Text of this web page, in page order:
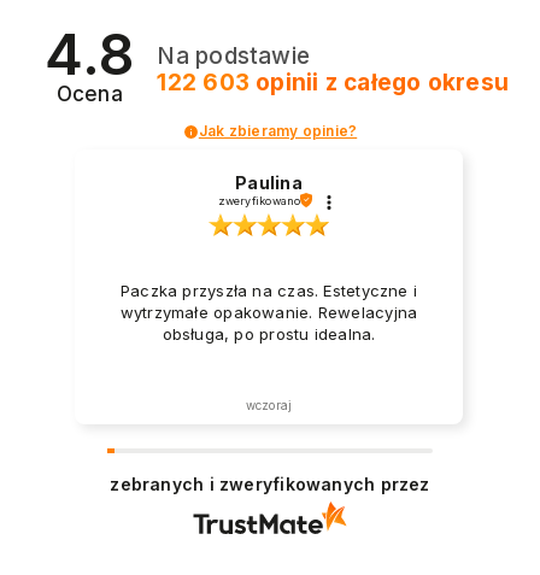
2026? Znajdź inspirację dla swojego manicure!
4.8
Ocena
Na podstawie
122 603 opinii z całego okresu
Jak zbieramy opinie?
Paulina
zweryfikowano
Paczka przyszła na czas. Estetyczne i
wytrzymałe opakowanie. Rewelacyjna
obsługa, po prostu idealna.
wczoraj
zebranych i zweryfikowanych przez